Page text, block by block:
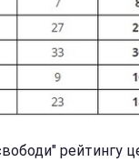
рейтингу